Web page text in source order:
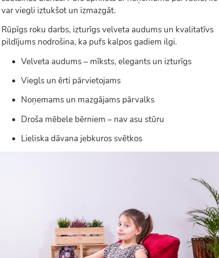
var viegli iztukšot un izmazgāt.
Rūpīgs roku darbs, izturīgs velveta audums un kvalitatīvs
pildījums nodrošina, ka pufs kalpos gadiem ilgi.
Velveta audums – mīksts, elegants un izturīgs
Viegls un ērti pārvietojams
Noņemams un mazgājams pārvalks
Droša mēbele bērniem – nav asu stūru
Lieliska dāvana jebkuros svētkos